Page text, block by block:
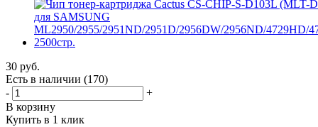
30 руб.
Есть в наличии (170)
-
+
В корзину
Купить в 1 клик